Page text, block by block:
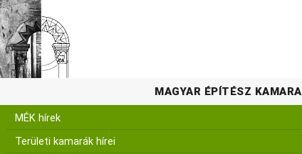
MAGYAR ÉPÍTÉSZ KAMARA
MÉK hírek
Területi kamarák hírei